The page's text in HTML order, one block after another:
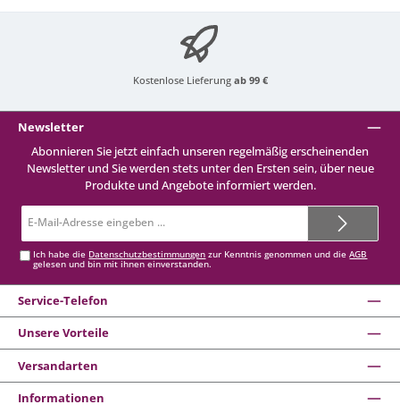
Kostenlose Lieferung ab 99 €
Newsletter
Abonnieren Sie jetzt einfach unseren regelmäßig erscheinenden
Newsletter und Sie werden stets unter den Ersten sein, über neue
Produkte und Angebote informiert werden.
Mail-
Ich habe die Datenschutzbestimmungen zur Kenntnis genommen und dieAGB
gelesen und bin mit ihnen einverstanden.
Service-Telefon
Unsere Vorteile
Versandarten
Informationen